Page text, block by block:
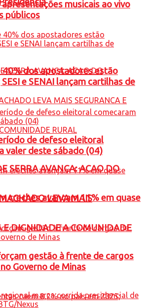
SERRA AVANÇA: ACAO DO
LEVA MAIS
E DIGNIDADE A COMUNIDADE
musicais ao vivo
públicos
40% dos apostadores estão
e SENAI lançam cartilhas de
de defeso eleitoral
valer deste sábado (04)
creches avançam 11% em quase
gestão à frente de cargos
Governo de Minas